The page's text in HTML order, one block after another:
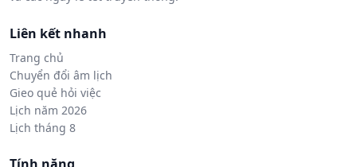
Liên kết nhanh
Trang chủ
Chuyển đổi âm lịch
Gieo quẻ hỏi việc
Lịch năm 2026
Lịch tháng 8